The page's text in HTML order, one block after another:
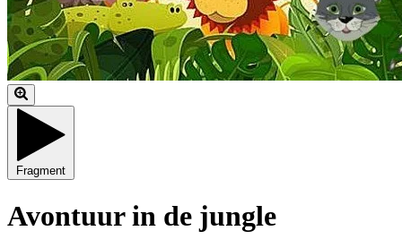
Fragment
Avontuur in de jungle